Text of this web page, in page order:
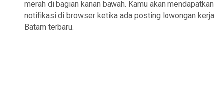
merah di bagian kanan bawah. Kamu akan mendapatkan
notifikasi di browser ketika ada posting lowongan kerja
Batam terbaru.